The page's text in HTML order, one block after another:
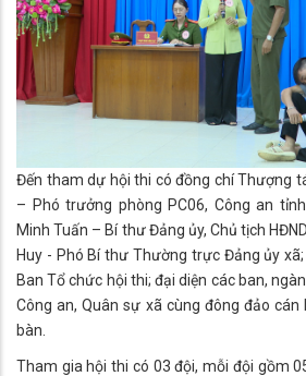
Đến tham dự hội thi có đồng chí Thượng
– Phó trưởng phòng PC06, Công an
Minh Tuấn – Bí thư Đảng ủy, Chủ tịch
Huy - Phó Bí thư Thường trực Đảng ủy
Ban Tổ chức hội thi; đại diện các ban,
Công an, Quân sự xã cùng đông đảo
bàn.
Tham gia hội thi có 03 đội, mỗi đội gồm